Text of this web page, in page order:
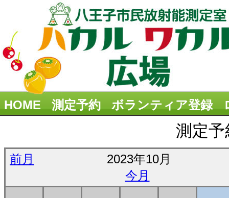
HOME 測定予約 ボランティア登録
測定
前月
2023年10月
今月